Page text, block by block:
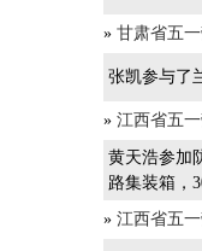
» 甘肃省五
张凯参与了
» 江西省五
黄天浩参加
路集装箱，
» 江西省五